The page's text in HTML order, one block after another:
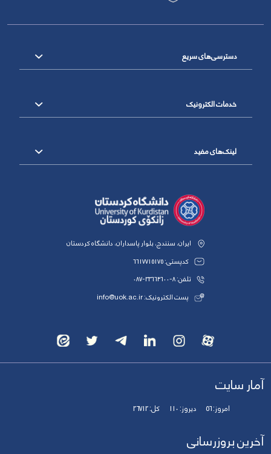
دسترسی‌های سریع
خدمات الکترونیک
لینک‌های مفید
ایران، سنندج، بلوار پاسداران، دانشگاه کردستان
کدپستی: 6617715175
تلفن: 8-33664600-087
پست الکترونیک: info@uok.ac.ir
آمار سایت
امروز:56 دیروز:110 کل:26712
آخرین بروزرسانی